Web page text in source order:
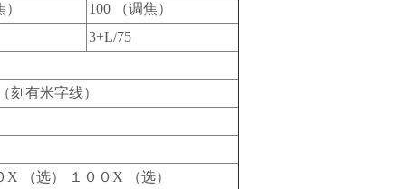
100 （调焦）
3+L/75
有米字线）
（选） １００X （选）